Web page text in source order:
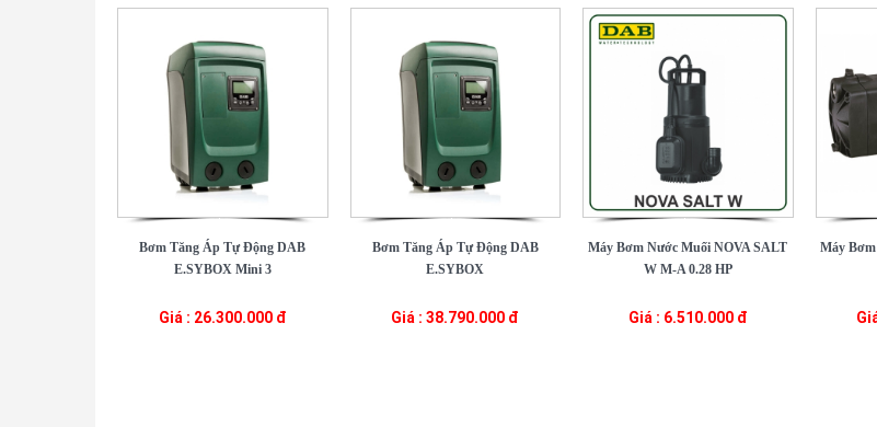
Bơm Tăng Áp Tự Động DAB
E.SYBOX Mini 3
Giá : 26.300.000 đ
Bơm Tăng Áp Tự Động DAB
E.SYBOX
Giá : 38.790.000 đ
Máy Bơm Nước Muối NOVA SALT
W M-A 0.28 HP
Giá : 6.510.000 đ
Máy